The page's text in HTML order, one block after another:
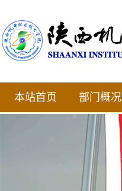
本站首页 部门概况